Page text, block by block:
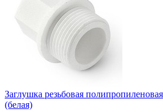
Заглушка резьбовая
(белая)